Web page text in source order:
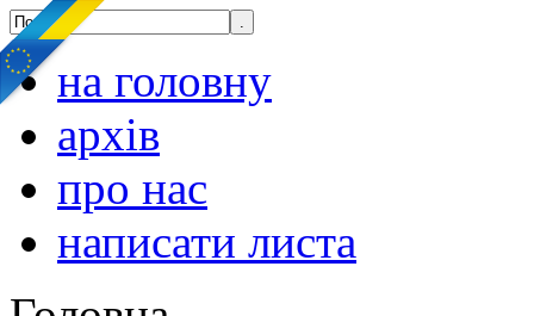
на головну
архів
про нас
написати листа